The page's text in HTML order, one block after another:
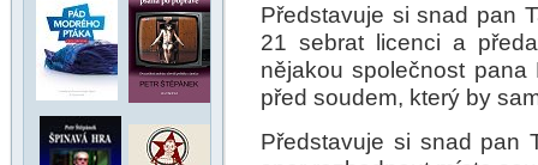
Představuje si snad pan
21 sebrat licenci a
nějakou společnost
před soudem, který by
Představuje si snad pan